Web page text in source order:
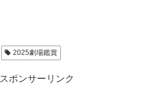
2025劇場鑑賞
スポンサーリンク